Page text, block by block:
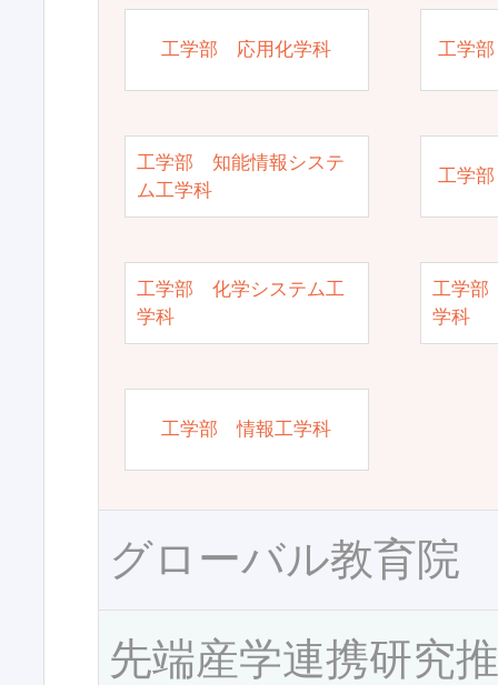
工学部 応用化学科 工学
工学部 知能情報システ
ム工学科
工学
工学部 化学システム工
学科
工学部
学科
工学部 情報工学科
グローバル教育院
先端産学連携研究